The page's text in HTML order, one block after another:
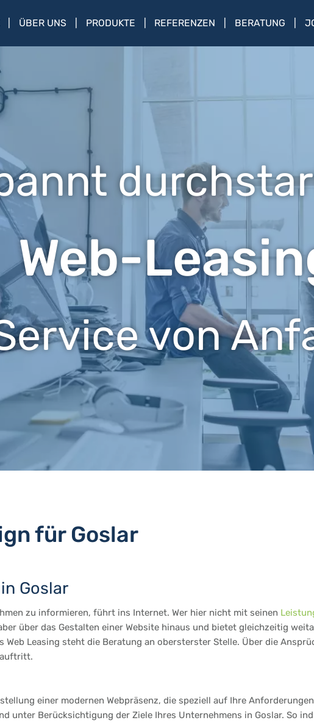
ÜBER UNS PRODUKTE REFERENZEN BERATUNG
Web-
von
für Goslar
Goslar
zu informieren, führt ins Internet. Wer hier nicht mit seinen
über das Gestalten einer Website hinaus und bietet gleichzeitig
Web Leasing steht die Beratung an obersterster Stelle. Über die
einer modernen Webpräsenz, die speziell auf Ihre
unter Berücksichtigung der Ziele Ihres Unternehmens in Goslar. So